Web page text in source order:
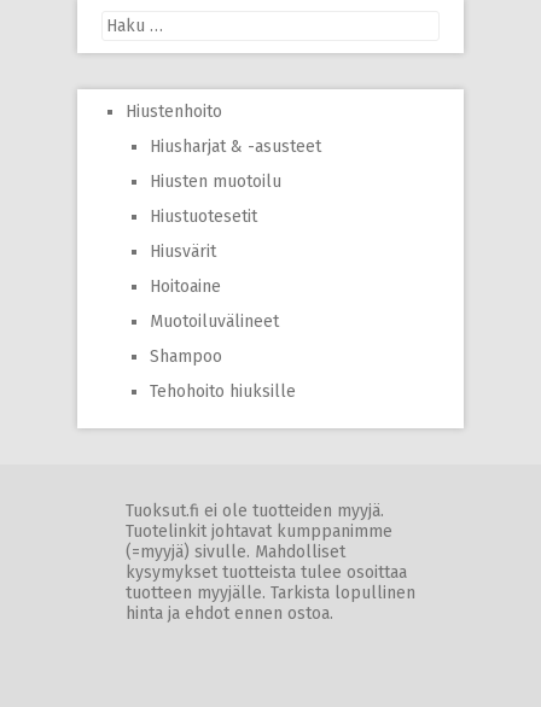
Haku:
Hiustenhoito
Hiusharjat & -asusteet
Hiusten muotoilu
Hiustuotesetit
Hiusvärit
Hoitoaine
Muotoiluvälineet
Shampoo
Tehohoito hiuksille
Tuoksut.fi ei ole tuotteiden myyjä.
Tuotelinkit johtavat kumppanimme
(=myyjä) sivulle. Mahdolliset
kysymykset tuotteista tulee osoittaa
tuotteen myyjälle. Tarkista lopullinen
hinta ja ehdot ennen ostoa.